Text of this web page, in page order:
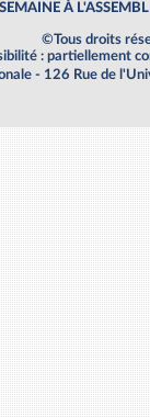
À
©Tous droits
: partiellement
- 126 Rue de